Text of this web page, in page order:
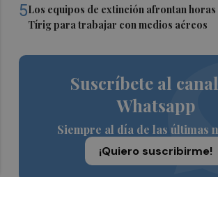
5Los equipos de extinción afrontan
Tírig para trabajar con medios aéreos
Suscríbete al
Whatsapp
Siempre al día de las últimas
¡Quiero suscribirme!